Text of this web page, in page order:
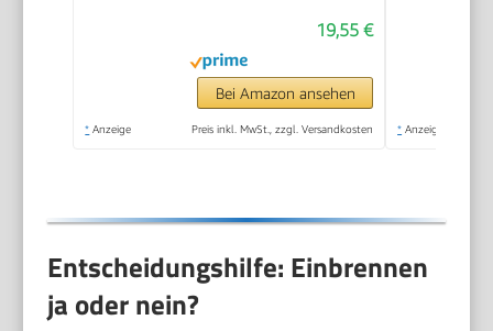
19,55 €
Bei Amazon ansehen
* Anzeige Preis inkl. MwSt., zzgl. Versandkosten * Anzeige
Entscheidungshilfe: Einbrennen
ja oder nein?